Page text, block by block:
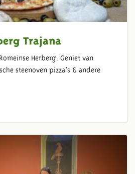
Trajana
Herberg. Geniet van
steenoven pizza's & andere